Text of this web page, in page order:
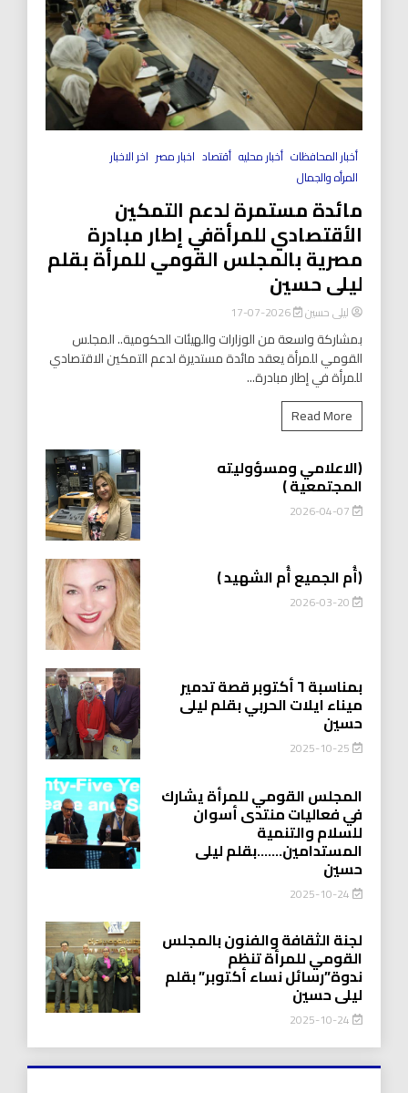
أخبار المحافظات أخبار محليه أقتصاد اخبار مصر اخر الاخبار
المرأه والجمال
مائدة مستمرة لدعم التمكين
الأقتصادي للمرأةفي إطار مبادرة
مصرية بالمجلس القومي للمرأة بقلم
ليلى حسين
ليلى حسين 2026-07-17
بمشاركة واسعة من الوزارات والهيئات الحكومية.. المجلس
القومي للمرأة يعقد مائدة مستديرة لدعم التمكين الاقتصادي
للمرأة في إطار مبادرة...
Read More
(الاعلامي ومسؤوليته
المجتمعية )
2026-04-07
(أُم الجميع أُم الشهيد )
2026-03-20
بمناسبة ٦ أكتوبر قصة تدمير
ميناء ايلات الحربي بقلم ليلى
حسين
2025-10-25
المجلس القومي للمرأة يشارك
في فعاليات منتدى أسوان
للسلام والتنمية
المستدامين…….بقلم ليلى
حسين
2025-10-24
لجنة الثقافة والفنون بالمجلس
القومي للمرأة تنظم
ندوة”رسائل نساء أكتوبر” بقلم
ليلى حسين
2025-10-24